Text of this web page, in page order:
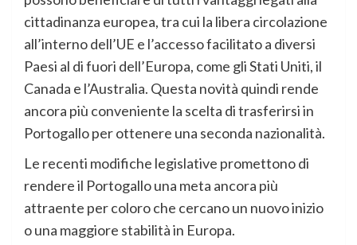
cittadinanza europea, tra cui la libera circolazione
all’interno dell’UE e l’accesso facilitato a diversi
Paesi al di fuori dell’Europa, come gli Stati Uniti, il
Canada e l’Australia. Questa novità quindi rende
ancora più conveniente la scelta di trasferirsi in
Portogallo per ottenere una seconda nazionalità.
Le recenti modifiche legislative promettono di
rendere il Portogallo una meta ancora più
attraente per coloro che cercano un nuovo inizio
o una maggiore stabilità in Europa.